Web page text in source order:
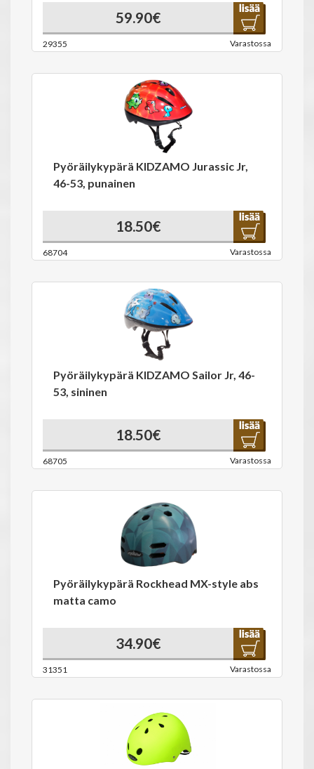
59.90€
29355 Varastossa
Pyöräilykypärä KIDZAMO Jurassic Jr,
46-53, punainen
18.50€
68704 Varastossa
Pyöräilykypärä KIDZAMO Sailor Jr, 46-
53, sininen
18.50€
68705 Varastossa
Pyöräilykypärä Rockhead MX-style abs
matta camo
34.90€
31351 Varastossa